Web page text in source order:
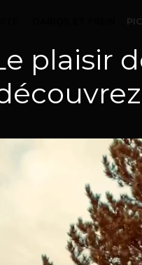
plaisir